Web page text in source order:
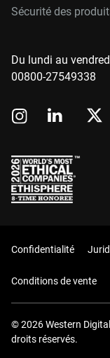
Sécurité des
Du lundi au
00800-27549338
Confidentialité
Conditions de vente
© 2026 Western
droits réservés.